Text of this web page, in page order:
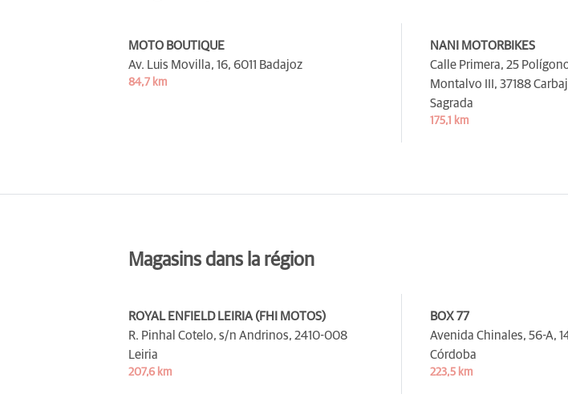
MOTO BOUTIQUE
Av. Luis Movilla, 16, 6011 Badajoz
84,7 km
NANI MOTORBIKES
Calle Primera, 25
Montalvo III, 37188
Sagrada
175,1 km
Magasins dans la région
ROYAL ENFIELD LEIRIA (FHI MOTOS)
R. Pinhal Cotelo, s/n Andrinos, 2410-008
Leiria
207,6 km
BOX 77
Avenida Chinales, 56-A,
Córdoba
223,5 km